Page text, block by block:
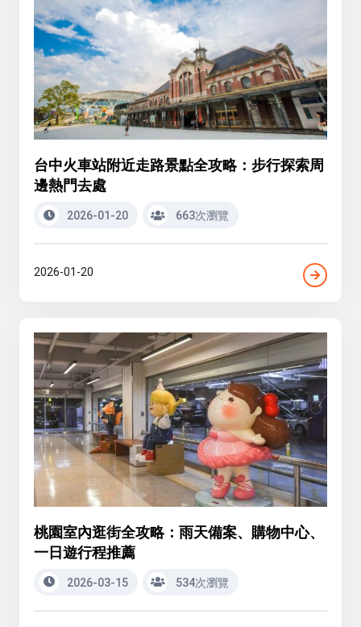
台中火車站附近走路景點全攻略：步行探索周
邊熱門去處
2026-01-20 663次瀏覽
2026-01-20
桃園室內逛街全攻略：雨天備案、購物中心、
一日遊行程推薦
2026-03-15 534次瀏覽